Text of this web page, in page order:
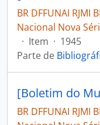
BR DFFUNAI RJMI
Nacional Nova
· Item · 1945
Parte de
BR DFFUNAI RJMI